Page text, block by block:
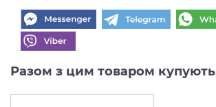
Разом з цим товаром купують